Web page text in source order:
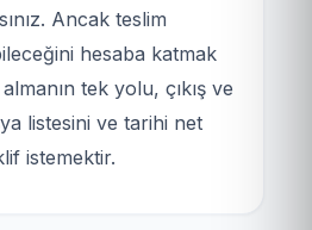
Ancak teslim
hesaba katmak
tek yolu, çıkış ve
listesini ve tarihi net
istemektir.